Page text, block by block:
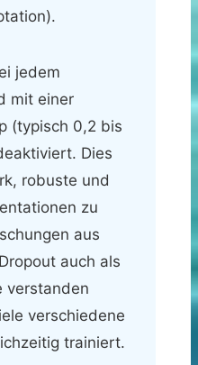
jedem
mit einer
(typisch 0,2 bis
Dies
robuste und
zu
aus
auch als
verstanden
verschiedene
trainiert.